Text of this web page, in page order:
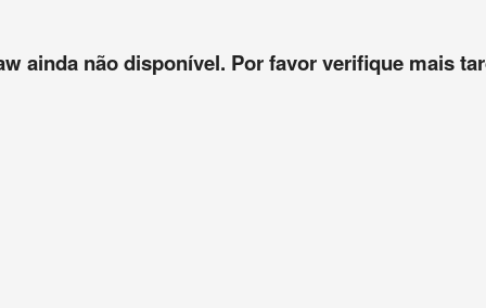
ainda não disponível. Por favor verifique mais